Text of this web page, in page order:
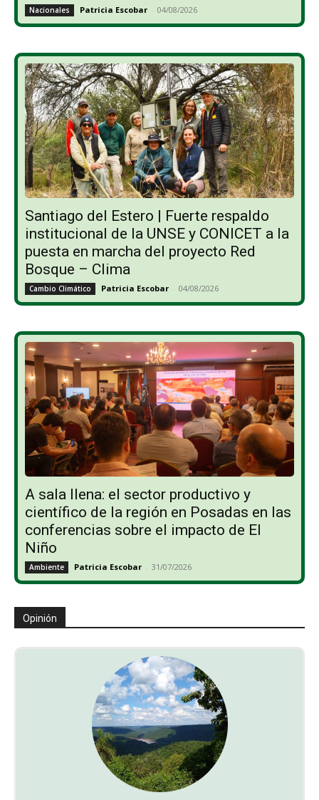
Nacionales Patricia Escobar - 04/08/2026
Santiago del Estero | Fuerte respaldo
institucional de la UNSE y CONICET a la
puesta en marcha del proyecto Red
Bosque – Clima
Cambio Climático Patricia Escobar - 04/08/2026
A sala llena: el sector productivo y
científico de la región en Posadas en las
conferencias sobre el impacto de El
Niño
Ambiente Patricia Escobar - 31/07/2026
Opinión